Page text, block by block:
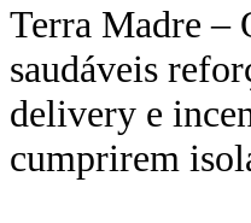
Terra Madre –
saudáveis
delivery e
cumprirem